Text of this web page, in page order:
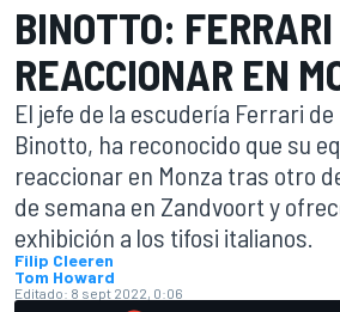
BINOTTO:
REACCIONAR EN
El jefe de la escudería Ferrari de
Binotto, ha reconocido que su
reaccionar en Monza tras otro
de semana en Zandvoort y
exhibición a los tifosi italianos.
Filip Cleeren
Tom Howard
Editado: 8 sept 2022, 0:06